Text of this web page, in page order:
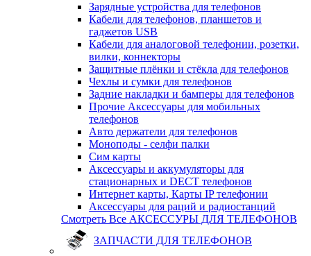
Зарядные устройства для телефонов
Кабели для телефонов, планшетов и
гаджетов USB
Кабели для аналоговой телефонии, розетки,
вилки, коннекторы
Защитные плёнки и стёкла для телефонов
Чехлы и сумки для телефонов
Задние накладки и бамперы для телефонов
Прочие Аксессуары для мобильных
телефонов
Авто держатели для телефонов
Моноподы - селфи палки
Сим карты
Аксессуары и аккумуляторы для
стационарных и DECT телефонов
Интернет карты, Карты IP телефонии
Аксессуары для раций и радиостанций
Смотреть Все АКСЕССУРЫ ДЛЯ ТЕЛЕФОНОВ
ЗАПЧАСТИ ДЛЯ ТЕЛЕФОНОВ